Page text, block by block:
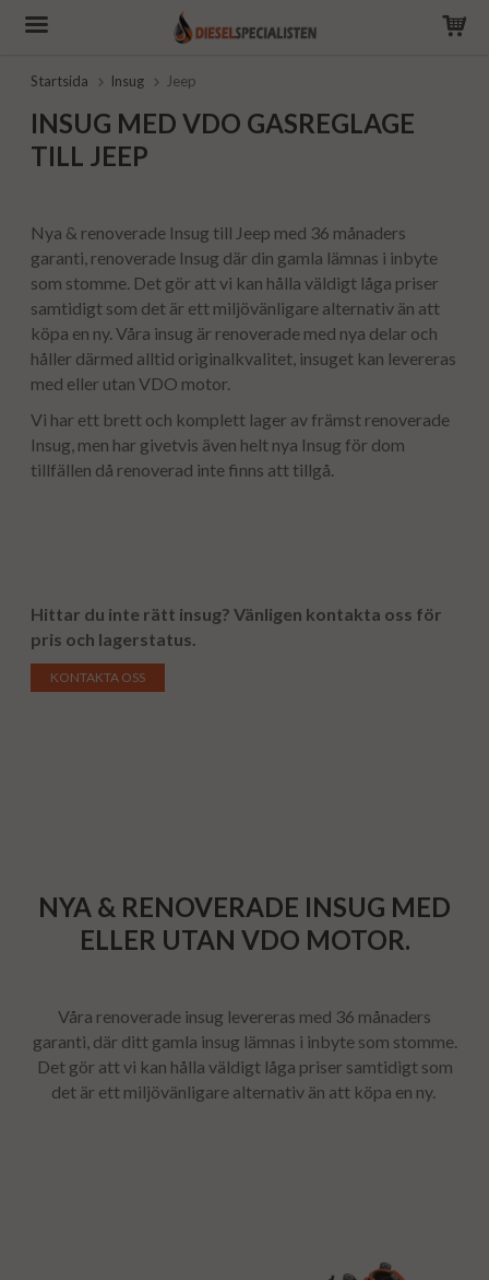
Startsida Insug Jeep
INSUG MED VDO GASREGLAGE
TILL JEEP
Nya & renoverade Insug till Jeep med 36 månaders
garanti, renoverade Insug där din gamla lämnas i inbyte
som stomme. Det gör att vi kan hålla väldigt låga priser
samtidigt som det är ett miljövänligare alternativ än att
köpa en ny. Våra insug är renoverade med nya delar och
håller därmed alltid originalkvalitet, insuget kan levereras
med eller utan VDO motor.
Vi har ett brett och komplett lager av främst renoverade
Insug, men har givetvis även helt nya Insug för dom
tillfällen då renoverad inte finns att tillgå.
Hittar du inte rätt insug? Vänligen kontakta oss för
pris och lagerstatus.
KONTAKTA OSS
NYA & RENOVERADE INSUG MED
ELLER UTAN VDO MOTOR.
Våra renoverade insug levereras med 36 månaders
garanti, där ditt gamla insug lämnas i inbyte som stomme.
Det gör att vi kan hålla väldigt låga priser samtidigt som
det är ett miljövänligare alternativ än att köpa en ny.